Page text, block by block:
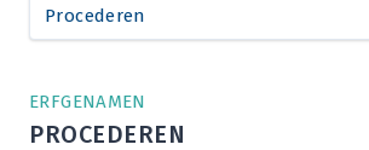
ERF­GE­NA­MEN
PRO­CE­DE­REN